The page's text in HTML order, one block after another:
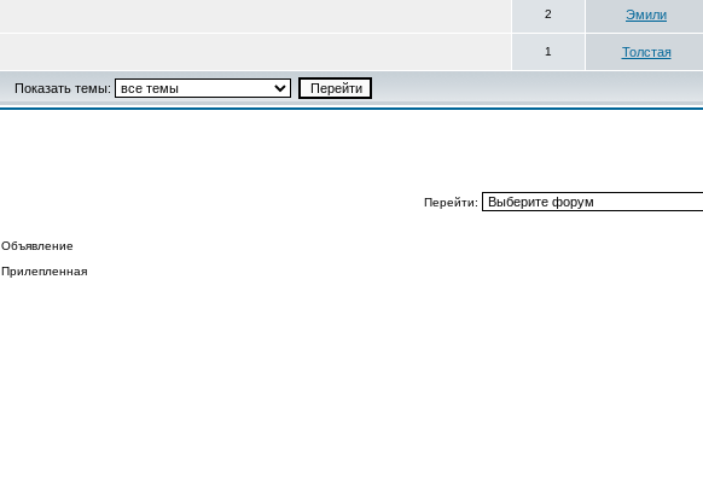
2 Эмили
1 Толстая
Показать темы:
Перейти:
Объявление
Прилепленная